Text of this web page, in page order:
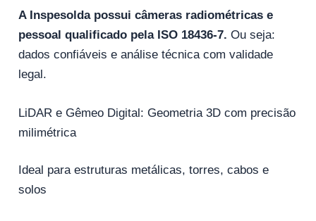
A Inspesolda possui câmeras radiométricas e
pessoal qualificado pela ISO 18436-7. Ou seja:
dados confiáveis e análise técnica com validade
legal.
LiDAR e Gêmeo Digital: Geometria 3D com precisão
milimétrica
Ideal para estruturas metálicas, torres, cabos e
solos